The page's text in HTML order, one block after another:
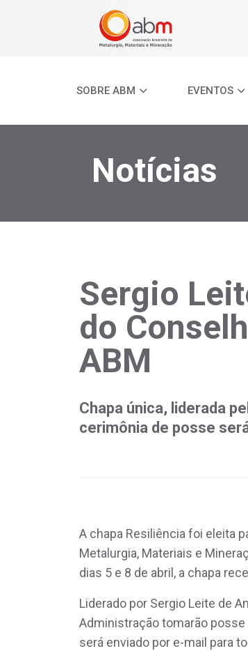
SOBRE ABM EVENTOS
Notícias
Sergio
do
ABM
Chapa única, liderada
cerimônia de posse
A chapa Resiliência foi eleita
Metalurgia, Materiais e
dias 5 e 8 de abril, a chapa
Liderado por Sergio Leite de
Administração tomarão
será enviado por e-mail para